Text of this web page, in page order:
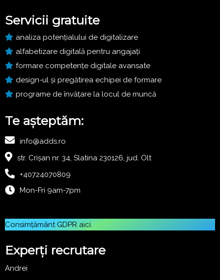
Servicii gratuite
analiza potențialului de digitalizare
alfabetizare digitală pentru angajați
formare competențe digitale avansate
design-ul și pregătirea echipei de formare
programe de învățare la locul de muncă
Te așteptăm:
info@adds.ro
str. Crișan nr. 34, Slatina 230126, jud. Olt
+40724070809
Mon-Fri 9am-7pm
Consimțământ GDPR aici.
Experți recrutare
Andrei